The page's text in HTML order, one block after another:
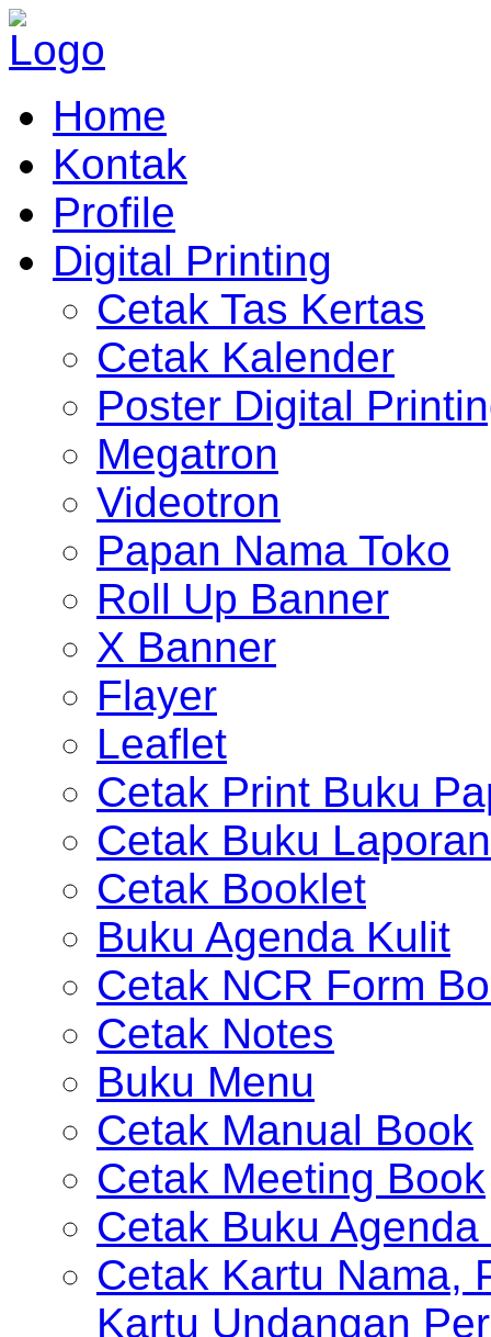
Home
Kontak
Profile
Digital Printing
Cetak Tas Kertas
Cetak Kalender
Poster Digital
Megatron
Videotron
Papan Nama Toko
Roll Up Banner
X Banner
Flayer
Leaflet
Cetak Print Buku
Cetak Buku Laporan
Cetak Booklet
Buku Agenda Kulit
Cetak NCR Form
Cetak Notes
Buku Menu
Cetak Manual Book
Cetak Meeting Book
Cetak Buku Agenda
Cetak Kartu Nama,
Kartu Undangan